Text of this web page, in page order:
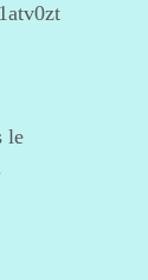
le